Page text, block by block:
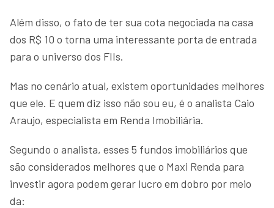
Além disso, o fato de ter sua cota negociada na casa
dos R$ 10 o torna uma interessante porta de entrada
para o universo dos FIIs.
Mas no cenário atual, existem oportunidades melhores
que ele. E quem diz isso não sou eu, é o analista Caio
Araujo, especialista em Renda Imobiliária.
Segundo o analista, esses 5 fundos imobiliários que
são considerados melhores que o Maxi Renda para
investir agora podem gerar lucro em dobro por meio
da: